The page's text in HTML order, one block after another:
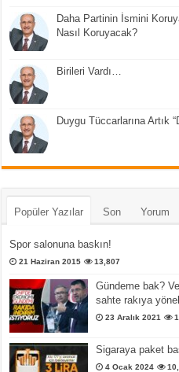
Daha Partinin İsmini
Nasıl Koruyacak?
Birileri Vardı…
Duygu Tüccarlarına Artık
Popüler Yazılar Son Yorum
Spor salonuna baskın!
21 Haziran 2015 13,807
Gündeme bak?
sahte rakıya
23 Aralık 2021
Sigaraya paket
4 Ocak 2024